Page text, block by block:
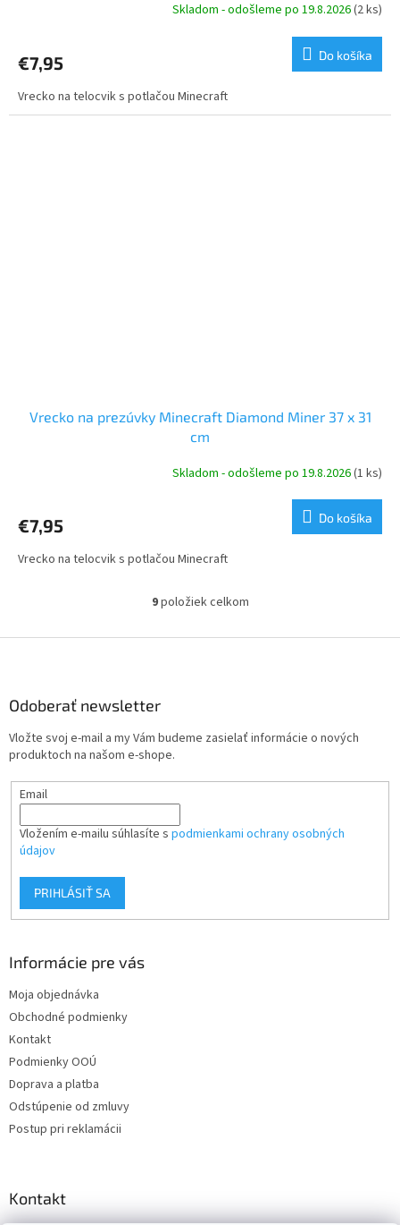
Skladom - odošleme po 19.8.2026(2 ks)
€7,95 Do košíka
Vrecko na telocvik s potlačou Minecraft
Vrecko na prezúvky Minecraft Diamond Miner 37 x 31
cm
Skladom - odošleme po 19.8.2026(1 ks)
€7,95 Do košíka
Vrecko na telocvik s potlačou Minecraft
O
l
e
r
y
s
9položiek celkom
Odoberať newsletter
Vložte svoj e-mail a my Vám budeme zasielať informácie o nových
produktoch na našom e-shope.
Email
Vložením e-mailu súhlasíte s podmienkami ochrany osobných
údajov
PRIHLÁSIŤ SA
Informácie pre vás
Moja objednávka
Obchodné podmienky
Kontakt
Podmienky OOÚ
Doprava a platba
Odstúpenie od zmluvy
Postup pri reklamácii
Kontakt